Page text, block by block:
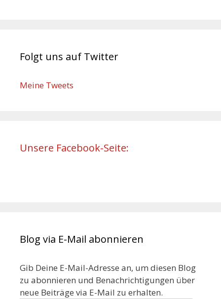
Folgt uns auf Twitter
Meine Tweets
Unsere Facebook-Seite:
Blog via E-Mail abonnieren
Gib Deine E-Mail-Adresse an, um diesen Blog
zu abonnieren und Benachrichtigungen über
neue Beiträge via E-Mail zu erhalten.